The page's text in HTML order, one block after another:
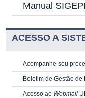
Manual
ACESSO A
Acompanhe seu
Boletim de Gestão de
Acesso ao Webmail